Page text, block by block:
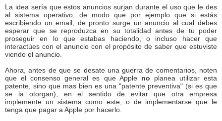
La idea sería que estos anuncios surjan durante el uso que le des
al sistema operativo, de modo que por ejemplo que si estás
escribiendo un email, de pronto surge un anuncio al cual debes
esperar que se reproduzca en su totalidad antes de tu poder
proseguir en lo que estabas haciendo, o incluso hacer que
interactúes con el anuncio con el propósito de saber que estuviste
viendo el anuncio.
Ahora, antes de que se desate una guerra de comentarios, noten
que el consenso general es que Apple no planea utilizar esta
patente, sino que mas bien es una "patente preventiva" (si es que
se la otorgan), en el sentido de evitar que otra empresa
implemente un sistema como este, o de implementarse que le
tenga que pagar a Apple por hacerlo.